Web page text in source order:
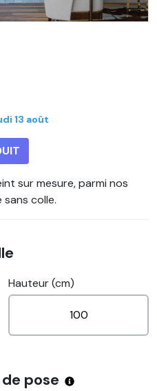
13 août
sur mesure, parmi nos
sans colle.
Hauteur (cm)
pose